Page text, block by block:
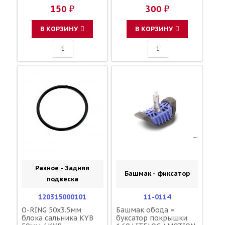
150 ₽
В КОРЗИНУ
300 ₽
В КОРЗИНУ
Разное - Задняя
подвеска
120315000101
O-RING 50x3.5мм
блока сальника KYB
Башмак - фиксатор
11-0114
Башмак обода =
буксатор покрышки